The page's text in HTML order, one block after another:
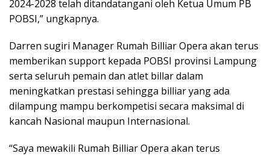
2024-2028 telah ditandatangani oleh Ketua Umum PB
POBSI,” ungkapnya.
Darren sugiri Manager Rumah Billiar Opera akan terus
memberikan support kepada POBSI provinsi Lampung
serta seluruh pemain dan atlet billar dalam
meningkatkan prestasi sehingga billiar yang ada
dilampung mampu berkompetisi secara maksimal di
kancah Nasional maupun Internasional.
“Saya mewakili Rumah Billiar Opera akan terus